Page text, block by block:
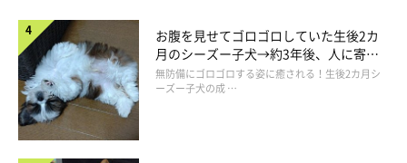
食べてるのを見るだけで
食べてる気になれる犬
お腹を見せてゴロゴロしていた生後2カ
月のシーズー子犬→約3年後、人に寄り
添う優しいコに成長した姿にほっこり
無防備にゴロゴロする姿に癒される！生後2カ月シ
ーズー子犬の成 …